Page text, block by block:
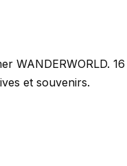
WANDERWORLD.
et souvenirs.